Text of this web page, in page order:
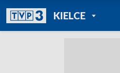
KIELCEPOWRÓT DO
TVP REGIONY